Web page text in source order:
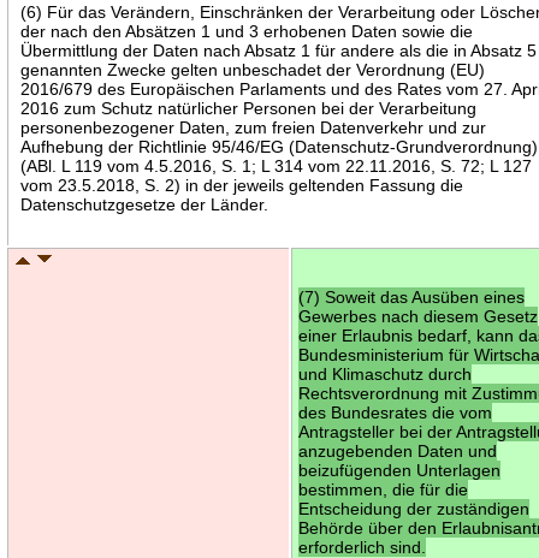
(6) Für das Verändern, Einschränken der Verarbeitung oder
der nach den Absätzen 1 und 3 erhobenen Daten sowie die
Übermittlung der Daten nach Absatz 1 für andere als die in Absatz 5
genannten Zwecke gelten unbeschadet der Verordnung (EU)
2016/679 des Europäischen Parlaments und des Rates vom 27.
2016 zum Schutz natürlicher Personen bei der Verarbeitung
personenbezogener Daten, zum freien Datenverkehr und zur
Aufhebung der Richtlinie 95/46/EG (Datenschutz-Grundverordnung)
(ABl. L 119 vom 4.5.2016, S. 1; L 314 vom 22.11.2016, S. 72; L 127
vom 23.5.2018, S. 2) in der jeweils geltenden Fassung die
Datenschutzgesetze der Länder.
(7) Soweit das Ausüben eines
Gewerbes nach diesem Gesetz
einer Erlaubnis bedarf, kann
Bundesministerium für
und Klimaschutz durch
Rechtsverordnung mit
des Bundesrates die vom
Antragsteller bei der
anzugebenden Daten und
beizufügenden Unterlagen
bestimmen, die für die
Entscheidung der zuständigen
Behörde über den
erforderlich sind.